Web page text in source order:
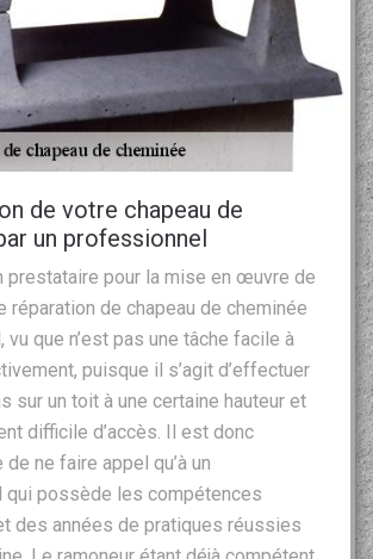
de votre chapeau de
un professionnel
prestataire pour la mise en œuvre de
réparation de chapeau de cheminée
que n’est pas une tâche facile à
puisque il s’agit d’effectuer
sur un toit à une certaine hauteur et
difficile d’accès. Il est donc
ne faire appel qu’à un
possède les compétences
des années de pratiques réussies